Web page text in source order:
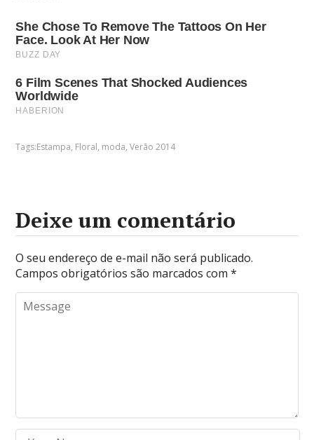
Tags:Estampa, Floral, moda,Verão 2014
Deixe um comentário
O seu endereço de e-mail não será publicado.
Campos obrigatórios são marcados com*